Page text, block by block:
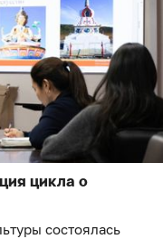
цикла о
состоялась